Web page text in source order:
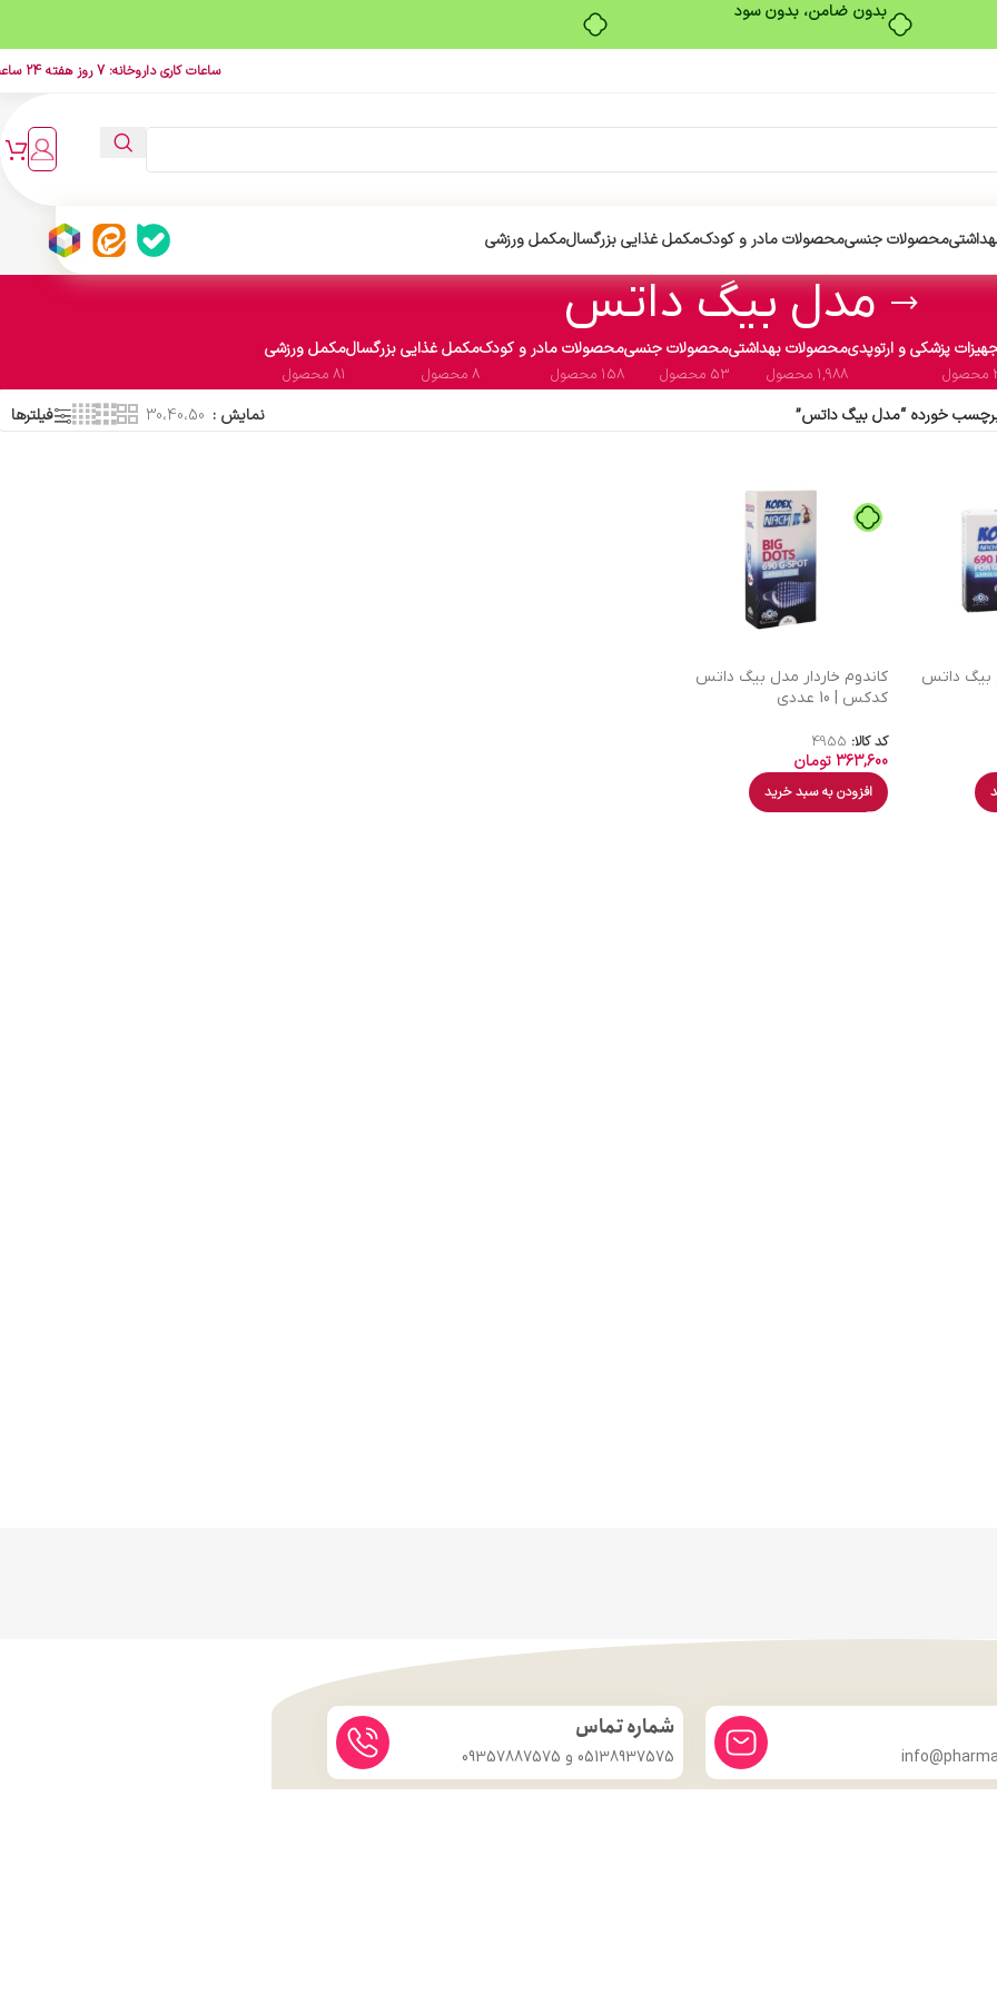
بدون ضامن، بدون سود
ساعات کاری داروخانه: 7 روز هفته 24 ساعت
محصولات جنسیمحصولات مادر و کودکمکمل غذایی بزرگسالمکمل ورزشی
مدل بیگ داتس
پزشکی و ارتوپدیمحصولات بهداشتی
1,988 محصول
محصولات جنسی
53 محصول
محصولات مادر و کودک
158 محصول
مکمل غذایی بزرگسال
8 محصول
مکمل ورزشی
81 محصول
خورده “مدل بیگ داتس” نمایش 30،40،50 فیلترها
بیگ داتس
کاندوم خاردار مدل بیگ داتس
کدکس | 10 عددی
کد کالا: 4955
363,600 تومان
افزودن به سبد خرید
شماره تماس
05138937575 و 09357887575